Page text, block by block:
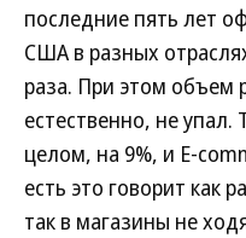
последние пять лет
США в разных
раза. При этом объем
естественно, не упал.
целом, на 9%, и E-
есть это говорит как
так в магазины не